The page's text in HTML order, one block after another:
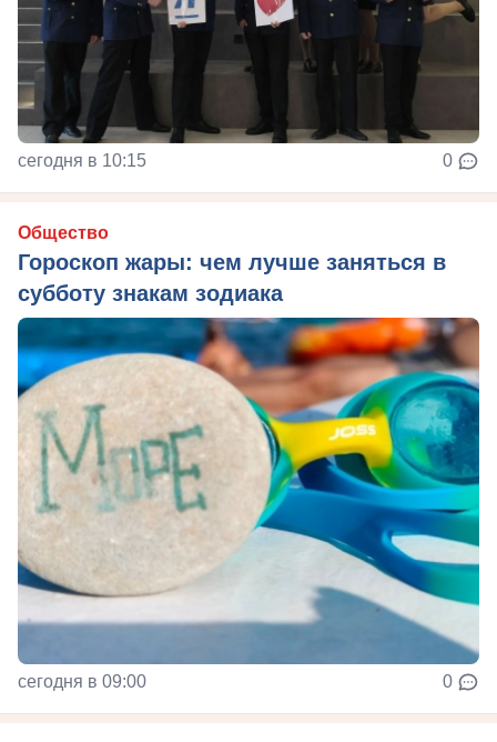
сегодня в 10:15 0
Общество
Гороскоп жары: чем лучше заняться в
субботу знакам зодиака
сегодня в 09:00 0